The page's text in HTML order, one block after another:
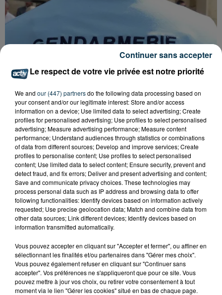
FOREZTIVAL : DROGUÉ ET TENANT DES
PROPOS DÉPLACÉS, UN FESTIVALIER A...
Le respect de votre vie privée est notre priorité
We and our (447) partnersdo the following data processing based on
your consent and/or our legitimate interest: Store and/or access
information on a device; Use limited data to select advertising; Create
profiles for personalised advertising; Use profiles to select personalised
advertising; Measure advertising performance; Measure content
performance; Understand audiences through statistics or combinations
of data from different sources; Develop and improve services; Create
profiles to personalise content; Use profiles to select personalised
content; Use limited data to select content; Ensure security, prevent and
detect fraud, and fix errors; Deliver and present advertising and content;
Save and communicate privacy choices. These technologies may
process personal data such as IP address and browsing data to offer
following functionalities: Identify devices based on information actively
requested; Use precise geolocation data; Match and combine data from
other data sources; Link different devices; Identify devices based on
information transmitted automatically.
Vous pouvez accepter en cliquant sur "Accepter et fermer", ou affiner en
sélectionnant les finalités et/ou partenaires dans "Gérer mes choix".
Vous pouvez également refuser en cliquant sur "Continuer sans
accepter". Vos préférences ne s'appliqueront que pour ce site. Vous
pouvez mettre à jour vos choix, ou retirer votre consentement à tout
moment via le lien "Gérer les cookies" situé en bas de chaque page.
Continuer sans accepter